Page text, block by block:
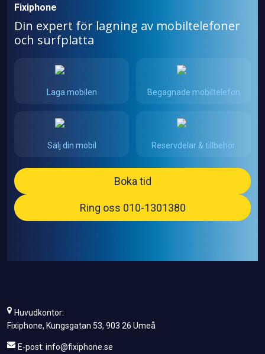
Fixiphone
Din expert för lagning av mobiltelefoner
och surfplatta
Laga mobilen Begagnade mobiltelefon
Sälj din mobil Reservdelar & tillbehör
Boka tid
Ring oss 010-1301380
Huvudkontor:
Fixiphone, Kungsgatan 53, 903 26 Umeå
E-post: info@fixiphone.se